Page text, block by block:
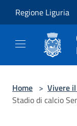
Regione Liguria
Home > Vivere
Stadio di calcio